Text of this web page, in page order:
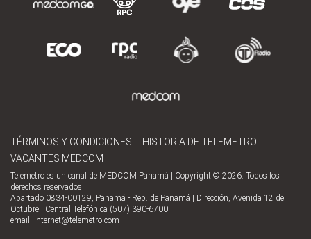
TÉRMINOS Y CONDICIONES
HISTORIA DE TELEMETRO
VACANTES MEDCOM
Telemetro es un canal de MEDCOM Panamá | Copyright © 2026. Todos los
derechos reservados.
Apartado 0834-00129, Panamá - Rep. de Panamá | Dirección, Avenida 12 de
Octubre | Central Telefónica (507) 390-6700
email: internet@telemetro.com